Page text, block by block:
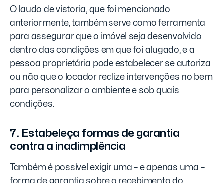
O laudo de vistoria, que foi mencionado
anteriormente, também serve como ferramenta
para assegurar que o imóvel seja desenvolvido
dentro das condições em que foi alugado, e a
pessoa proprietária pode estabelecer se autoriza
ou não que o locador realize intervenções no bem
para personalizar o ambiente e sob quais
condições.
7. Estabeleça formas de garantia
contra a inadimplência
Também é possível exigir uma – e apenas uma –
forma de garantia sobre o recebimento do